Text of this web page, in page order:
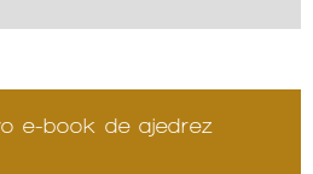
e-book de ajedrez